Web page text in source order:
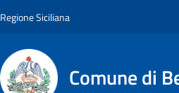
Regione Siciliana
Comune di